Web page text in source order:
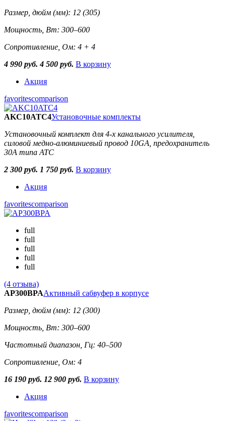
Размер, дюйм (мм): 12 (305)
Мощность, Вт: 300–600
Сопротивление, Ом: 4 + 4
4 990 руб.4 500 руб. В корзину
Акция
favoritescomparison
AKC10ATC4Установочные комплекты
Установочный комплект для 4-х канального усилителя,
силовой медно-алюминиевый провод 10GA, предохранитель
30А типа ATC
2 300 руб. 1 750 руб. В корзину
Акция
favoritescomparison
full
full
full
full
full
(4 отзыва)
AP300BPAАктивный сабвуфер в корпусе
Размер, дюйм (мм): 12 (300)
Мощность, Вт: 300–600
Частотный диапазон, Гц: 40–500
Сопротивление, Ом: 4
16 190 руб. 12 900 руб. В корзину
Акция
favoritescomparison